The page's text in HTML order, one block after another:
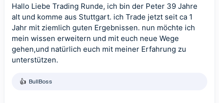
Hallo Liebe Trading Runde, ich bin der Peter 39 Jahre
alt und komme aus Stuttgart. ich Trade jetzt seit ca 1
Jahr mit ziemlich guten Ergebnissen. nun möchte ich
mein wissen erweitern und mit euch neue Wege
gehen,und natürlich euch mit meiner Erfahrung zu
unterstützen.
R
BullBoss